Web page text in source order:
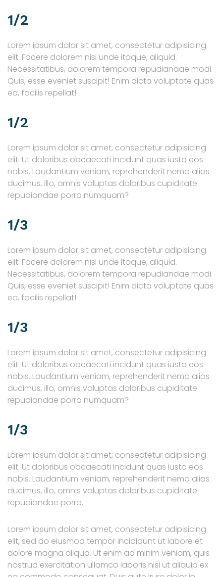
1/2
Lorem ipsum dolor sit amet, consectetur adipisicing
elit. Facere dolorem nisi unde itaque, aliquid.
Necessitatibus, dolorem tempora repudiandae modi.
Quis, esse eveniet suscipit! Enim dicta voluptate quas
ea, facilis repellat!
1/2
Lorem ipsum dolor sit amet, consectetur adipisicing
elit. Ut doloribus obcaecati incidunt quas iusto eos
nobis. Laudantium veniam, reprehenderit nemo alias
ducimus, illo, omnis voluptas doloribus cupiditate
repudiandae porro numquam?
1/3
Lorem ipsum dolor sit amet, consectetur adipisicing
elit. Facere dolorem nisi unde itaque, aliquid.
Necessitatibus, dolorem tempora repudiandae modi.
Quis, esse eveniet suscipit! Enim dicta voluptate quas
ea, facilis repellat!
1/3
Lorem ipsum dolor sit amet, consectetur adipisicing
elit. Ut doloribus obcaecati incidunt quas iusto eos
nobis. Laudantium veniam, reprehenderit nemo alias
ducimus, illo, omnis voluptas doloribus cupiditate
repudiandae porro numquam?
1/3
Lorem ipsum dolor sit amet, consectetur adipisicing
elit. Ut doloribus obcaecati incidunt quas iusto eos
nobis. Laudantium veniam, reprehenderit nemo alias
ducimus, illo, omnis voluptas doloribus cupiditate
repudiandae porro.
Lorem ipsum dolor sit amet, consectetur adipisicing
elit, sed do eiusmod tempor incididunt ut labore et
dolore magna aliqua. Ut enim ad minim veniam, quis
nostrud exercitation ullamco laboris nisi ut aliquip ex